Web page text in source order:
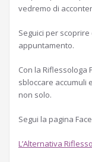
vedremo di
Seguici per
appuntamento.
Con la Riflessologa
sbloccare accumuli
non solo.
Segui la pagina
L’Alternativa